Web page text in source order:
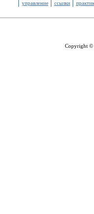
управление ссылки
Copyright ©